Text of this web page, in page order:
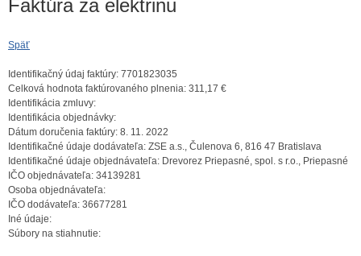
Faktúra za elektrinu
Späť
Identifikačný údaj faktúry: 7701823035
Celková hodnota faktúrovaného plnenia: 311,17 €
Identifikácia zmluvy:
Identifikácia objednávky:
Dátum doručenia faktúry: 8. 11. 2022
Identifikačné údaje dodávateľa: ZSE a.s., Čulenova 6, 816 47 Bratislava
Identifikačné údaje objednávateľa: Drevorez Priepasné, spol. s r.o., Priepasné
IČO objednávateľa: 34139281
Osoba objednávateľa:
IČO dodávateľa: 36677281
Iné údaje:
Súbory na stiahnutie: